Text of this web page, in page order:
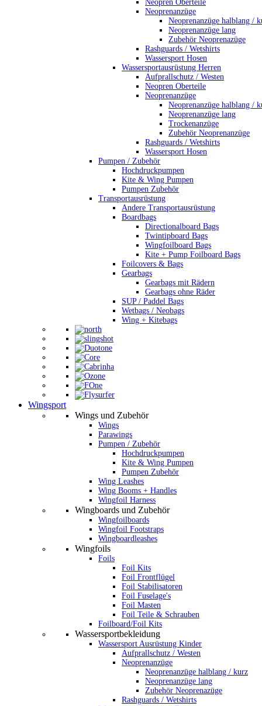
Neopren Oberteile
Neoprenanzüge
Neoprenanzüge halblang /
Neoprenanzüge lang
Zubehör Neoprenazüge
Rashguards / Wetshirts
Wassersport Hosen
Wassersportausrüstung Herren
Aufprallschutz / Westen
Neopren Oberteile
Neoprenanzüge
Neoprenanzüge halblang /
Neoprenanzüge lang
Trockenanzüge
Zubehör Neoprenanzüge
Rashguards / Wetshirts
Wassersport Hosen
Pumpen / Zubehör
Hochdruckpumpen
Kite & Wing Pumpen
Pumpen Zubehör
Transportausrüstung
Andere Transportausrüstung
Boardbags
Directionalboard Bags
Twintipboard Bags
Wingfoilboard Bags
Kite + Pump Foilboard Bags
Foilcovers & Bags
Gearbags
Gearbags mit Rädern
Gearbags ohne Räder
SUP / Paddel Bags
Wetbags / Neobags
Wing + Kitebags
Wingsport
Wings und Zubehör
Wings
Parawings
Pumpen / Zubehör
Hochdruckpumpen
Kite & Wing Pumpen
Pumpen Zubehör
Wing Leashes
Wing Booms + Handles
Wingfoil Harness
Wingboards und Zubehör
Wingfoilboards
Wingfoil Footstraps
Wingboardleashes
Wingfoils
Foils
Foil Kits
Foil Frontflügel
Foil Stabilisatoren
Foil Fuselage's
Foil Masten
Foil Teile & Schrauben
Foilboard/Foil Kits
Wassersportbekleidung
Wassersport Ausrüstung Kinder
Aufprallschutz / Westen
Neoprenanzüge
Neoprenanzüge halblang / kurz
Neoprenanzüge lang
Zubehör Neoprenazüge
Rashguards / Wetshirts